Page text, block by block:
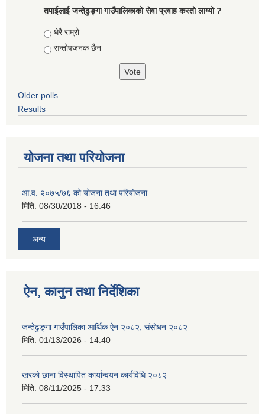
तपाईलाई जन्तेढुङ्गा गाउँपालिकाको सेवा प्रवाह कस्तो लाग्यो ?
Choices
धेरै राम्रो
सन्तोषजनक छैन
Older polls
Results
योजना तथा परियोजना
आ.व. २०७५/७६ को योजना तथा परियोजना
मिति: 08/30/2018 - 16:46
अन्य
ऐन, कानुन तथा निर्देशिका
जन्तेढुङ्गा गाउँपालिका आर्थिक ऐन २०८२, संसोधन २०८२
मिति: 01/13/2026 - 14:40
खरको छाना विस्थापित कार्यान्वयन कार्यविधि २०८२
मिति: 08/11/2025 - 17:33